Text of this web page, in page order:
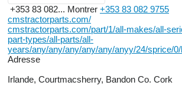
+353 83 082... Montrer +353 83 082 9755
cmstractorparts.com/
cmstractorparts.com/part/1/all-makes/all-
part-types/all-parts/all-
years/any/any/any/any/any/anyy/24/sprice/
Adresse
Irlande, Courtmacsherry, Bandon Co. Cork